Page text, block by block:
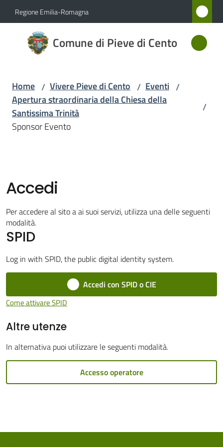
Vai al contenuto
Vai alla navigazione
Vai al footer
Regione Emilia-Romagna
Comune di Pieve di Cento
Comune
di Pieve
Amministrazione
Vivere
Pieve
di
Cento
Amministrazione
Tutti
Home / Vivere Pieve di Cento / Eventi /
Apertura straordinaria della Chiesa della
Santissima Trinità
/
Sponsor Evento
Accedi
Per accedere al sito a ai suoi servizi, utilizza una delle seguenti
modalità.
SPID
Log in with SPID, the public digital identity system.
Accedi con SPID o CIE
Come attivare SPID
Altre utenze
In alternativa puoi utilizzare le seguenti modalità.
Accesso operatore